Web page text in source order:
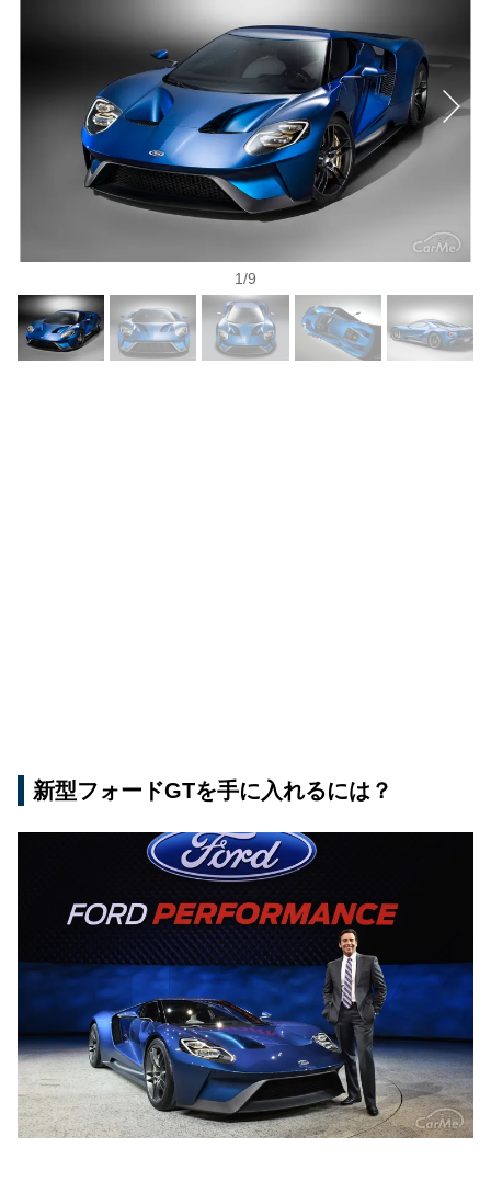
1/9
新型フォードGTを手に入れるには？